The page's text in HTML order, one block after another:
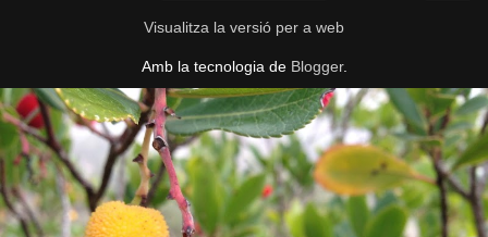
Visualitza la versió per a web
Amb la tecnologia de Blogger.